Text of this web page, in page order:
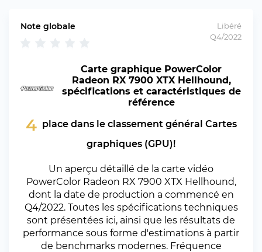
Note globale
Libéré
Q4/2022
Carte graphique PowerColor
Radeon RX 7900 XTX Hellhound,
spécifications et caractéristiques de
référence
4 place dans le classement général Cartes
graphiques (GPU)!
Un aperçu détaillé de la carte vidéo
PowerColor Radeon RX 7900 XTX Hellhound,
dont la date de production a commencé en
Q4/2022. Toutes les spécifications techniques
sont présentées ici, ainsi que les résultats de
performance sous forme d'estimations à partir
de benchmarks modernes. Fréquence